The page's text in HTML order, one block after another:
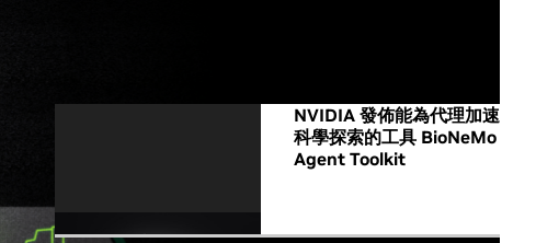
NVIDIA 發佈能為代理加速
科學探索的工具 BioNeMo
Agent Toolkit